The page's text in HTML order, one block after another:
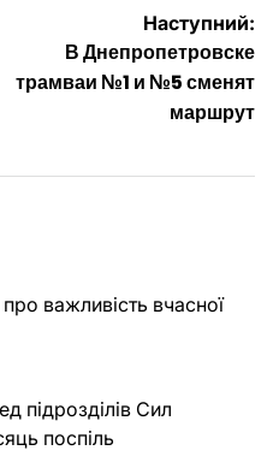
Наступний:
В Днепропетровске
трамваи №1 и №5 сменят
маршрут
важливість вчасної
підрозділів Сил
поспіль